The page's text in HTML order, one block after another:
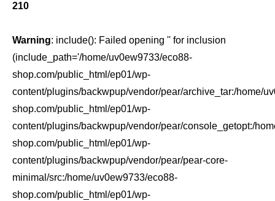
210
Warning: include(): Failed opening '' for inclusion
(include_path='/home/uv0ew9733/eco88-
shop.com/public_html/ep01/wp-
content/plugins/backwpup/vendor/pear/archive_tar:/home/
shop.com/public_html/ep01/wp-
content/plugins/backwpup/vendor/pear/console_getopt:/
shop.com/public_html/ep01/wp-
content/plugins/backwpup/vendor/pear/pear-core-
minimal/src:/home/uv0ew9733/eco88-
shop.com/public_html/ep01/wp-